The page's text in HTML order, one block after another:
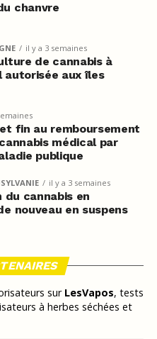
chanvre
il y a 3 semaines
de cannabis à
autorisée aux îles
fin au remboursement
médical par
publique
il y a 3 semaines
du cannabis en
nouveau en suspens
sur LesVapos, tests
à herbes séchées et